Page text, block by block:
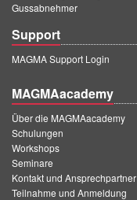
Gussabnehmer
Support
MAGMA Support Login
MAGMAacademy
Über die MAGMAacademy
Schulungen
Workshops
Seminare
Kontakt und Ansprechpartner
Teilnahme und Anmeldung